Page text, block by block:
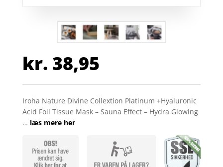
kr. 38,95
Iroha Nature Divine Collextion Platinum +Hyaluronic
Acid Foil Tissue Mask – Sauna Effect – Hydra Glowing
… læs mere her